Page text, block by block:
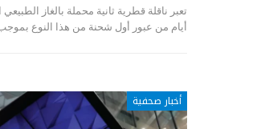
تعبر ناقلة قطرية ثانية محملة بالغاز
أيام من عبور أول شحنة من هذا النوع
أخبار صحفية